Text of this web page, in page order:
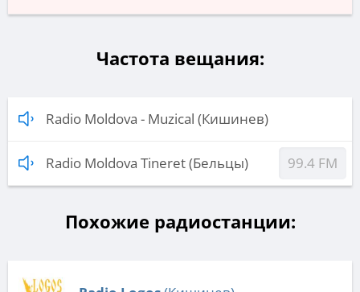
Частота вещания:
Radio Moldova - Muzical (Кишинев)
Radio Moldova Tineret (Бельцы) 99.4 FM
Похожие радиостанции: